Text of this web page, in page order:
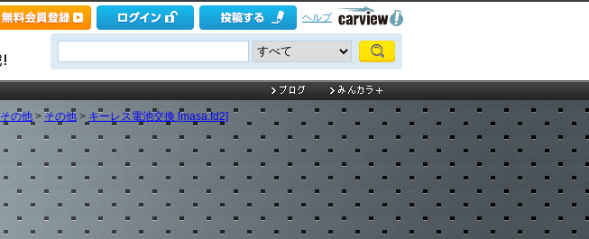
ヘルプ
その他 > その他 > キーレス電池交換 [masa.fd2]